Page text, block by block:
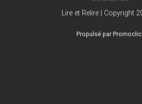
Lire et Relire | Copyright
Propulsé par